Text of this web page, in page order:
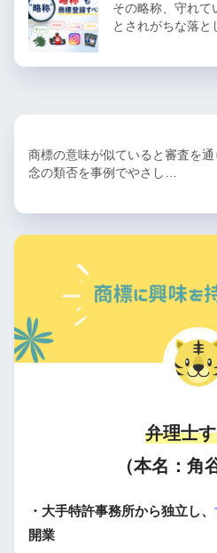
その略称、守れて
とされがちな落と
商標の意味が似ていると審査を
念の類否を事例でやさし…
弁理士
（本名：角
・大手特許事務所から独立し、
開業